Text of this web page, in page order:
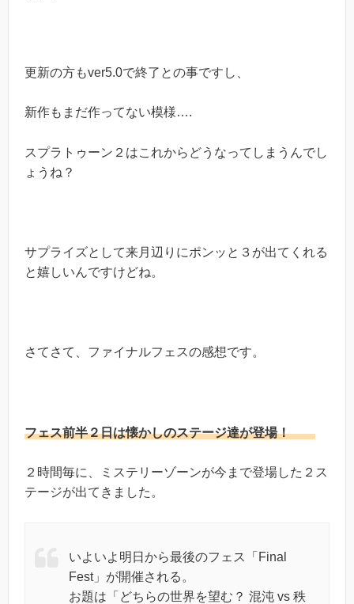
更新の方もver5.0で終了との事ですし、
新作もまだ作ってない模様….
スプラトゥーン２はこれからどうなってしまうんでし
ょうね？
サプライズとして来月辺りにポンッと３が出てくれる
と嬉しいんですけどね。
さてさて、ファイナルフェスの感想です。
フェス前半２日は懐かしのステージ達が登場！
２時間毎に、ミステリーゾーンが今まで登場した２ス
テージが出てきました。
いよいよ明日から最後のフェス「Final
Fest」が開催される。
お題は「どちらの世界を望む？ 混沌 vs 秩